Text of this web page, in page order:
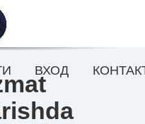
ВХОД